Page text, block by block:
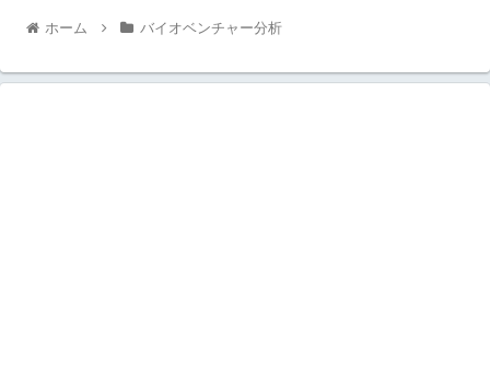
ホーム バイオベンチャー分析